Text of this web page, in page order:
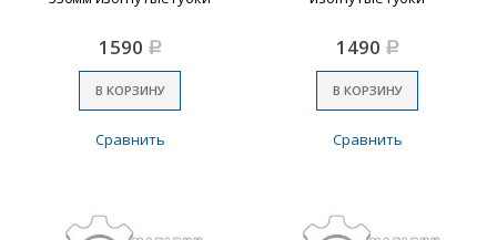
1590 Р
В КОРЗИНУ
Сравнить
1490 Р
В КОРЗИНУ
Сравнить